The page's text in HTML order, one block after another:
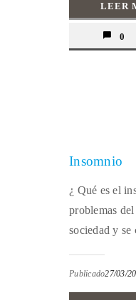
LEER
0
Insomnio
¿ Qué es el
problemas del
sociedad y se
Publicado27/03/